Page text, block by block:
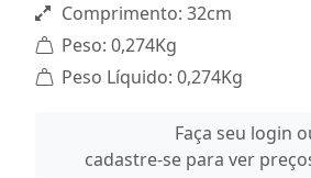
Comprimento: 32cm
Peso: 0,274Kg
Peso Líquido: 0,274Kg
Faça seu login
cadastre-se para ver